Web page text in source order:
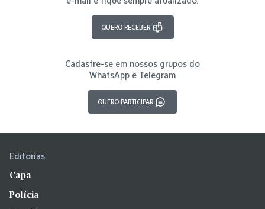
QUERO RECEBER
Cadastre-se em nossos grupos do
WhatsApp e Telegram
QUERO PARTICIPAR
Editorias
Capa
Polícia